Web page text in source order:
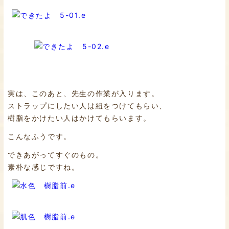
実は、このあと、先生の作業が入ります。
ストラップにしたい人は紐をつけてもらい、
樹脂をかけたい人はかけてもらいます。
こんなふうです。
できあがってすぐのもの。
素朴な感じですね。